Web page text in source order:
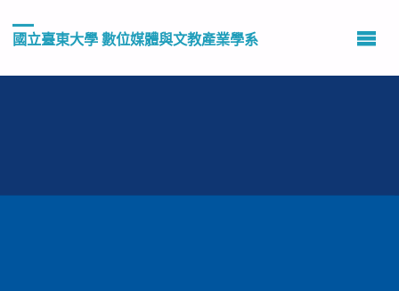
國立臺東大學 數位媒體與文教產業學系